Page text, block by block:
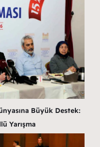
Büyük Destek:
Yarışma